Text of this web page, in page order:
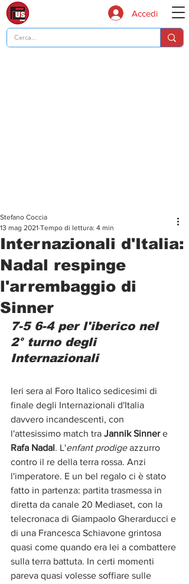
Accedi
Internazionali d'Italia:
Nadal respinge
l'arrembaggio di
Sinner
Stefano Coccia
13 mag 2021 Tempo di lettura: 4 min
7-5 6-4 per l'iberico nel
2° turno degli
Internazionali
Ieri sera al Foro Italico sedicesimi di
finale degli Internazionali d'Italia
davvero incandescenti, con
l'attesissimo match tra Jannik Sinner e
Rafa Nadal. L'enfant prodige azzurro
contro il re della terra rossa. Anzi
l'imperatore. E un bel regalo ci è stato
fatto in partenza: partita trasmessa in
diretta da canale 20 Mediaset, con la
telecronaca di Giampaolo Gherarducci e
di una Francesca Schiavone grintosa
quasi come quando era lei a combattere
sulla terra battuta. In certi momenti
pareva quasi volesse soffiare sulle